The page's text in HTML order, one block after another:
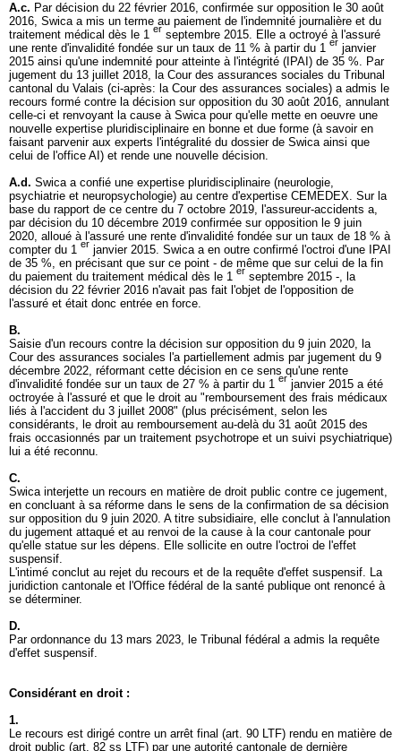
A.c. Par décision du 22 février 2016, confirmée sur opposition le 30 août
2016, Swica a mis un terme au paiement de l'indemnité journalière et du
traitement médical dès le 1 er septembre 2015. Elle a octroyé à l'assuré
une rente d'invalidité fondée sur un taux de 11 % à partir du 1 er janvier
2015 ainsi qu'une indemnité pour atteinte à l'intégrité (IPAI) de 35 %. Par
jugement du 13 juillet 2018, la Cour des assurances sociales du Tribunal
cantonal du Valais (ci-après: la Cour des assurances sociales) a admis le
recours formé contre la décision sur opposition du 30 août 2016, annulant
celle-ci et renvoyant la cause à Swica pour qu'elle mette en oeuvre une
nouvelle expertise pluridisciplinaire en bonne et due forme (à savoir en
faisant parvenir aux experts l'intégralité du dossier de Swica ainsi que
celui de l'office AI) et rende une nouvelle décision.
A.d. Swica a confié une expertise pluridisciplinaire (neurologie,
psychiatrie et neuropsychologie) au centre d'expertise CEMEDEX. Sur la
base du rapport de ce centre du 7 octobre 2019, l'assureur-accidents a,
par décision du 10 décembre 2019 confirmée sur opposition le 9 juin
2020, alloué à l'assuré une rente d'invalidité fondée sur un taux de 18 % à
compter du 1 er janvier 2015. Swica a en outre confirmé l'octroi d'une IPAI
de 35 %, en précisant que sur ce point - de même que sur celui de la fin
du paiement du traitement médical dès le 1 er septembre 2015 -, la
décision du 22 février 2016 n'avait pas fait l'objet de l'opposition de
l'assuré et était donc entrée en force.
B.
Saisie d'un recours contre la décision sur opposition du 9 juin 2020, la
Cour des assurances sociales l'a partiellement admis par jugement du 9
décembre 2022, réformant cette décision en ce sens qu'une rente
d'invalidité fondée sur un taux de 27 % à partir du 1 er janvier 2015 a été
octroyée à l'assuré et que le droit au "remboursement des frais médicaux
liés à l'accident du 3 juillet 2008" (plus précisément, selon les
considérants, le droit au remboursement au-delà du 31 août 2015 des
frais occasionnés par un traitement psychotrope et un suivi psychiatrique)
lui a été reconnu.
C.
Swica interjette un recours en matière de droit public contre ce jugement,
en concluant à sa réforme dans le sens de la confirmation de sa décision
sur opposition du 9 juin 2020. A titre subsidiaire, elle conclut à l'annulation
du jugement attaqué et au renvoi de la cause à la cour cantonale pour
qu'elle statue sur les dépens. Elle sollicite en outre l'octroi de l'effet
suspensif.
L'intimé conclut au rejet du recours et de la requête d'effet suspensif. La
juridiction cantonale et l'Office fédéral de la santé publique ont renoncé à
se déterminer.
D.
Par ordonnance du 13 mars 2023, le Tribunal fédéral a admis la requête
d'effet suspensif.
Considérant en droit :
1.
Le recours est dirigé contre un arrêt final (art. 90 LTF) rendu en matière de
droit public (art. 82 ss LTF) par une autorité cantonale de dernière